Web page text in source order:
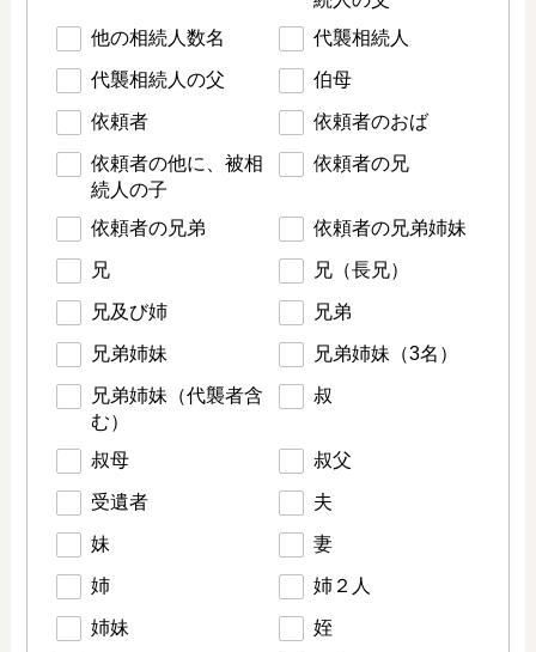
他の相続人数名
代襲相続人
代襲相続人の父 伯母
依頼者 依頼者のおば
依頼者の他に、被相
続人の子
依頼者の兄
依頼者の兄弟 依頼者の兄弟姉妹
兄 兄（長兄）
兄及び姉 兄弟
兄弟姉妹 兄弟姉妹（3名）
兄弟姉妹（代襲者含
む）
叔
叔母 叔父
受遺者 夫
妹 妻
姉 姉２人
姉妹 姪